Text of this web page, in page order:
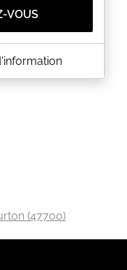
VOUS
CNI /
(47700)